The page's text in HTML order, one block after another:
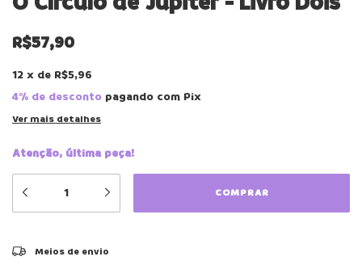
R$57,90
12 x de R$5,96
4% de desconto pagando com Pix
Ver mais detalhes
Atenção, última peça!
Entregas para o CEP:
Meios de envio